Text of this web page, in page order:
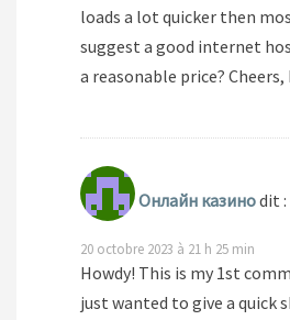
loads a lot quicker then
suggest a good internet
a reasonable price?
Онлайн казиноdit :
20 octobre 2023 à 21 h 25 min
Howdy! This is my 1st
just wanted to give a quick